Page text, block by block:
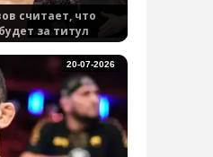
считает, что
за титул
20-07-2026